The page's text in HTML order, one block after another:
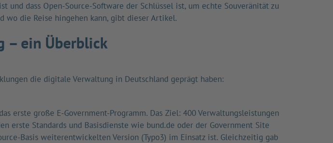
dass Open-Source-Software der Schlüssel ist, um echte Souveränität zu
wo die Reise hingehen kann, gibt dieser Artikel.
– ein Überblick
die digitale Verwaltung in Deutschland geprägt haben:
erste große E-Government-Programm. Das Ziel: 400 Verwaltungsleistungen
erste Standards und Basisdienste wie bund.de oder der Government Site
Basis weiterentwickelten Version (Typo3) im Einsatz ist. Gleichzeitig gab